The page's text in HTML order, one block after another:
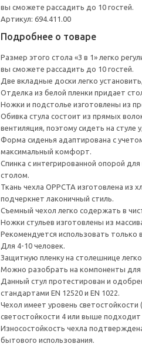
вы сможете рассадить до 10 гостей.
Артикул: 694.411.00
Подробнее о товаре
Размер этого стола «3 в 1» легко
вы сможете рассадить до 10 гостей.
Две вкладные доски легко
Отделка из белой пленки придает
Ножки и подстолье изготовлены из
Обивка стула состоит из прямых
вентиляция, поэтому сидеть на стуле
Форма сиденья адаптирована с
максимальный комфорт.
Спинка с интегрированной опорой
столом.
Ткань чехла ОРРСТА изготовлена из
подчеркнет лаконичный стиль.
Съемный чехол легко содержать в
Ножки стульев изготовлены из
Рекомендуется использовать только
Для 4-10 человек.
Защитную пленку на столешнице
Можно разобрать на компоненты для
Данный стул протестирован и
стандартами EN 12520 и EN 1022.
Чехол имеет уровень
светостойкости 4 или выше
Износостойкость чехла
бытового использования.